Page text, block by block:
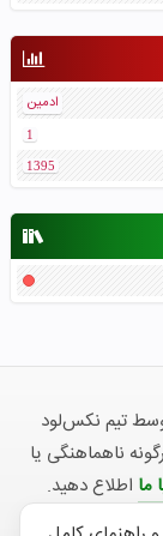
ادمین
1
1395
تیم نکس‌لود
ناهماهنگی یا
ما اطلاع دهید.